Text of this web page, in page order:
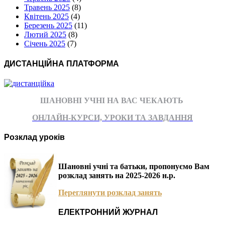
Травень 2025 (8)
Квітень 2025 (4)
Березень 2025 (11)
Лютий 2025 (8)
Січень 2025 (7)
ДИСТАНЦІЙНА ПЛАТФОРМА
ШАНОВНІ УЧНІ НА ВАС ЧЕКАЮТЬ
ОНЛАЙН-КУРСИ, УРОКИ ТА ЗАВДАННЯ
Розклад уроків
Шановні учні та батьки, пропонуємо Вам
розклад занять на 2025-2026 н.р.
Переглянути розклад занять
ЕЛЕКТРОННИЙ ЖУРНАЛ